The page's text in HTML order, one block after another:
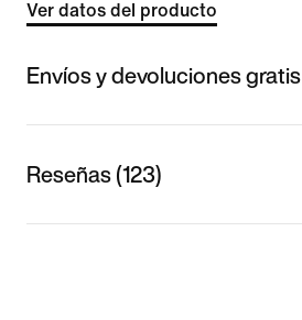
Ver datos del producto
Envíos y devoluciones gratis
Reseñas (123)